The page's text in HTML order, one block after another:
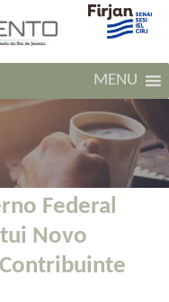
MENU
Federal
Novo